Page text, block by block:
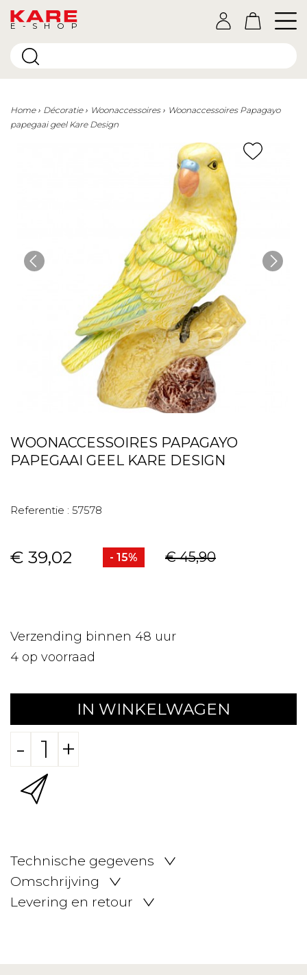
E-SHOP
Home Décoratie Woonaccessoires
Woonaccessoires Papagayo
papegaai geel Kare Design
WOONACCESSOIRES PAPAGAYO
PAPEGAAI GEEL KARE DESIGN
Referentie : 57578
€ 39,02 - 15% € 45,90
Verzending binnen 48 uur
4 op voorraad
IN WINKELWAGEN
- +
Technische gegevens
Omschrijving
Levering en retour